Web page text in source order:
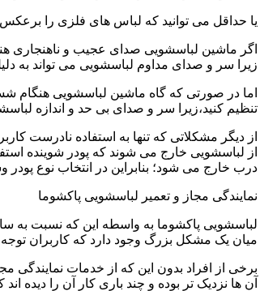
یا حداقل می توانید که لباس های فلزی را
اگر ماشین لباسشویی صدای عجیب و ناهنجاری
زیرا سر و صدای مداوم لباسشویی می تواند به
اما در صورتی که گاه ماشین لباسشویی هنگام
تنظیم کنید،زیرا سر و صدای بی حد و اندازه
از دیگر مشکلاتی که تنها به استفاده نادرست
از لباسشویی خارج می شوند که پودر شوینده
درب خارج می شود؛ بنابراین در انتخاب نوع
نمایندگی مجاز و تعمیر لباسشویی پاکشوما
لباسشویی پاکشوما به واسطه این که نسبت به
میان یک مشکل بزرگ وجود دارد که کاربران توجه
برخی از افراد بدون این که از خدمات نمایندگی
آن ها نزدیک تر بوده و چند باری کار آن را دیده اند